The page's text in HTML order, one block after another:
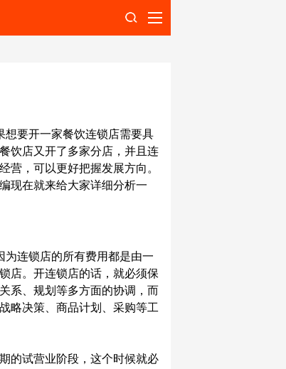
想要开一家餐饮连锁店需要具
饮店又开了多家分店，并且连
营，可以更好把握发展方向。
现在就来给大家详细分析一
连锁店的所有费用都是由一
店。开连锁店的话，就必须保
系、规划等多方面的协调，而
略决策、商品计划、采购等工
试营业阶段，这个时候就必